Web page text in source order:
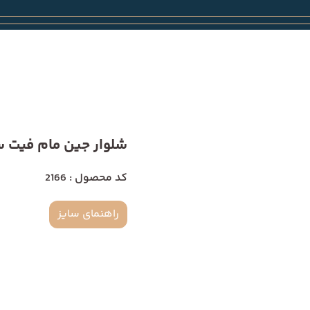
شلوار جین مام فیت
کد محصول : 2166
راهنمای سایز